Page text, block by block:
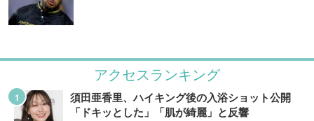
アクセスランキング
須田亜香里、ハイキング後の入浴ショット公開
「ドキッとした」「肌が綺麗」と反響